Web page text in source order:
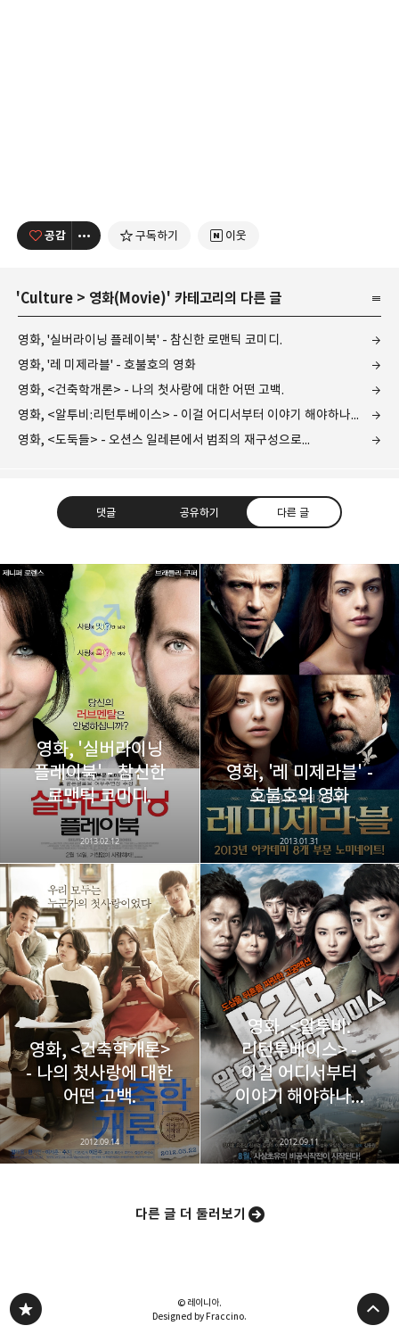
공감 구독하기 이웃
'Culture > 영화(Movie)' 카테고리의 다른 글
영화, '실버라이닝 플레이북' - 참신한 로맨틱 코미디.
영화, '레 미제라블' - 호불호의 영화
영화, <건축학개론> - 나의 첫사랑에 대한 어떤 고백.
영화, <알투비:리턴투베이스> - 이걸 어디서부터 이야기 해야하나...
영화, <도둑들> - 오션스 일레븐에서 범죄의 재구성으로...
댓글 공유하기 다른 글
레이니아
다방면의 깊은 관심과 얕은 이해도를 갖춘 보편적
비주류이자 진화하는 영원한 주변인.
구독하기
구독하기 카카오톡 라인
카카오스토리 밴드 네이버 블로그
영화, '실버라이닝
플레이북' - 참신한
로맨틱 코미디.
2013.02.12
영화, '레 미제라블' -
호불호의 영화
2013.01.31
영화, <건축학개론>
- 나의 첫사랑에 대한
어떤 고백.
2012.09.14
영화, <알투비:
리턴투베이스> -
이걸 어디서부터
이야기 해야하나...
2012.09.11
다른 글 더 둘러보기
© 레이니아.
Designed by Fraccino.